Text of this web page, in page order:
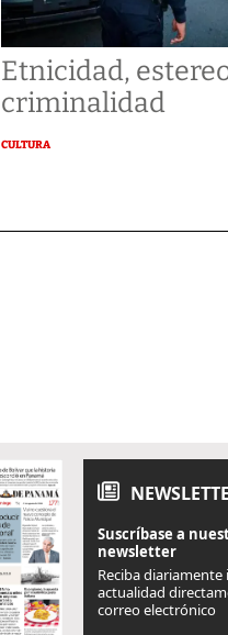
Etnicidad,
criminalidad
CULTURA
Suscríbase a
newsletter
Reciba
actualidad
correo electrónico